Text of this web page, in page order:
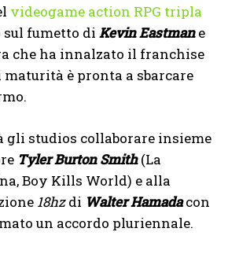
videogame action RPG tripla
sul fumetto di Kevin Eastman e
che ha innalzato il franchise
è pronta a sbarcare
gli studios collaborare insieme
Tyler Burton Smith(La
Boy Kills World) e alla
18hzdi Walter Hamadacon
un accordo pluriennale.